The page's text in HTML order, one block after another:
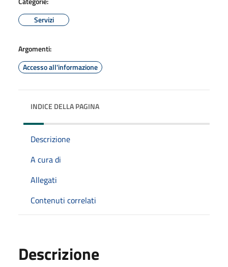
Servizi
Argomenti:
Accesso all'informazione
INDICE DELLA PAGINA
Descrizione
A cura di
Allegati
Contenuti correlati
Descrizione